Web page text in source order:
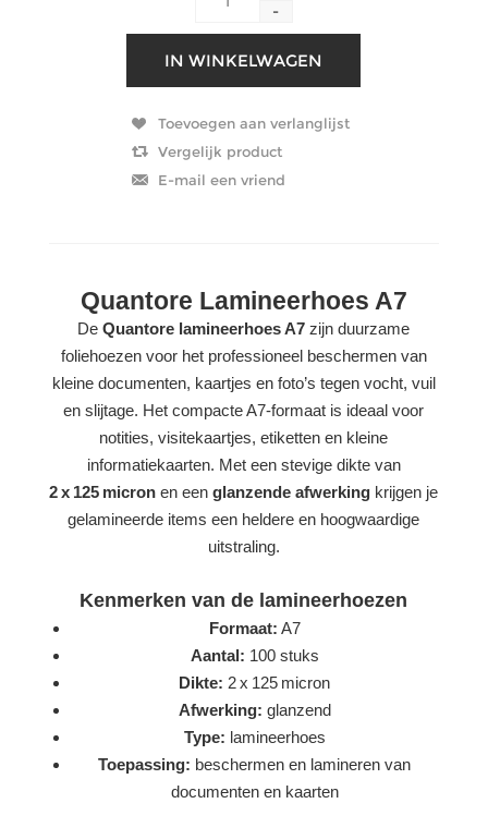
-
Quantore Lamineerhoes A7
DeQuantore lamineerhoes A7 zijn duurzame
foliehoezen voor het professioneel beschermen van
kleine documenten, kaartjes en foto’s tegen vocht, vuil
en slijtage. Het compacte A7‑formaat is ideaal voor
notities, visitekaartjes, etiketten en kleine
informatiekaarten. Met een stevige dikte van
2 x 125 micron en eenglanzende afwerking krijgen je
gelamineerde items een heldere en hoogwaardige
uitstraling.
Kenmerken van de lamineerhoezen
Formaat: A7
Aantal: 100 stuks
Dikte: 2 x 125 micron
Afwerking: glanzend
Type: lamineerhoes
Toepassing: beschermen en lamineren van
documenten en kaarten